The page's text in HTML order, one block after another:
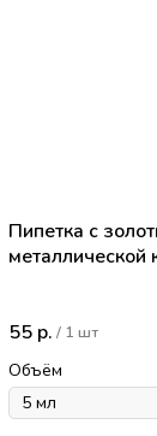
Пипетка с
металлической
55 р. / 1 шт
Объём